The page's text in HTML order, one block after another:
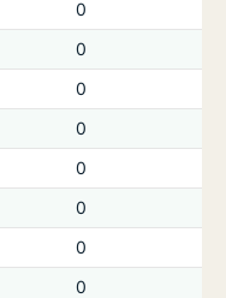
0
0
0
0
0
0
0
0